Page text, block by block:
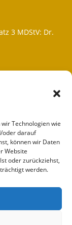
Technologien wie
oder darauf
können wir Daten
Website
oder zurückziehst,
werden.
3 MDStV: Dr.
wir keine
Inhalt der